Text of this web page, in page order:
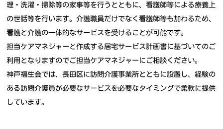
理・洗濯・掃除等の家事等を行うとともに、看護師等による療養上
の世話等を行います。介護職員だけでなく看護師等も加わるため、
看護と介護の一体的なサービスを受けることが可能です。
担当ケアマネジャーと作成する居宅サービス計画書に基づいてのご
利用となりますのでご担当ケアマネジャーにご相談ください。
神戸福生会では、長田区に訪問介護事業所とともに設置し、経験の
ある訪問介護員が必要なサービスを必要なタイミングで柔軟に提供
しています。